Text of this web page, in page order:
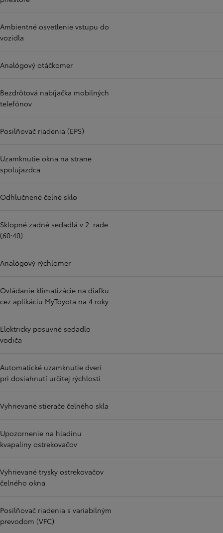
Ambientné osvetlenie vstupu do
vozidla
Analógový otáčkomer
Bezdrôtová nabíjačka mobilných
telefónov
Posilňovač riadenia (EPS)
Uzamknutie okna na strane
spolujazdca
Odhlučnené čelné sklo
Sklopné zadné sedadlá v 2. rade
(60:40)
Analógový rýchlomer
Ovládanie klimatizácie na diaľku
cez aplikáciu MyToyota na 4 roky
Elektricky posuvné sedadlo
vodiča
Automatické uzamknutie dverí
pri dosiahnutí určitej rýchlosti
Vyhrievané stierače čelného skla
Upozornenie na hladinu
kvapaliny ostrekovačov
Vyhrievané trysky ostrekovačov
čelného okna
Posilňovač riadenia s variabilným
prevodom (VFC)